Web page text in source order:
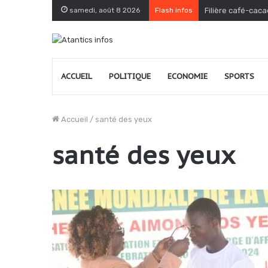
samedi, août 8 2026 Flash infos Filière café-
ACCUEIL POLITIQUE ECONOMIE SPORTS
Accueil / santé des yeux
santé des yeux